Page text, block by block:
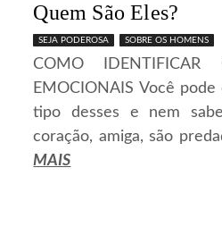
Quem São Eles?
SEJA PODEROSA SOBRE OS HOMENS
COMO IDENTIFICAR
EMOCIONAIS Você
tipo desses e nem
coração, amiga, são
MAIS